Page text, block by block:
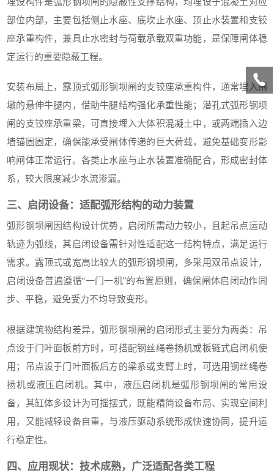
部位内部，主要包括侧止水座、底坎止水座、顶止水装置和支铰
座承重构件，兼具止水密封与荷载承载双重功能，是保障闸体稳
定运行的重要隐蔽工程。
安装布局上，露顶式弧形钢坝闸的支铰座承重构件，通常埋入闸
墩的悬伸牛腿内，借助牛腿结构强化承重性能；潜孔式弧形钢坝
闸的支铰座承重梁，可直接埋入大体积混凝土中，或两端插入边
墙锚固固定，确保能承受闸体传递的巨大荷载，避免基础变形影
响闸体正常运行。各类止水座与止水装置准确配合，形成密封体
系，较大限度减少水流渗漏。
三、启闭设备：适配弧形结构的动力装置
弧形钢坝闸因结构设计优势，启闭所需动力较小，且起吊点运动
轨迹为弧线，其启闭设备需针对性适配这一结构特点，满足运行
需求。露顶式或宽高比较大的弧形钢坝闸，多采用双吊点设计，
启闭设备普遍遵循“一门一机”的布置原则，确保闸体启闭动作同
步、平稳，避免受力不均导致变形。
根据建筑物结构差异，弧形钢坝闸的启闭形式主要分为两类：吊
点设于门叶面板前方时，可搭配钢丝绳卷扬机或板链式启闭机使
用；吊点设于门叶面板后方的梁系或支臂上时，可选用钢丝绳卷
扬机或液压启闭机。其中，液压启闭机是弧形钢坝闸的常用设
备，其缸体多设计为可摇摆式，既能精简设备布局、实现空间利
用，又能减轻设备自重，与液压驱动系统形成快速协同，提升运
行稳定性。
四、应用现状：技术成熟，广泛适配各类工程